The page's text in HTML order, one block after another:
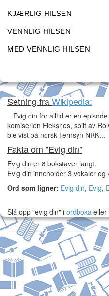
KJÆRLIG HILSEN
VENNLIG HILSEN
MED VENNLIG HILSEN
Setning fraWikipedia:
...Evig din for alltid er en
komiserien Fleksnes, spilt av
ble vist på norsk fjernsyn NRK...
Fakta om "Evig din"
Evig din er 8 bokstaver langt.
Evig din inneholder 3 vokaler og
Ord som ligner: Evig din, Evig,
Slå opp "evig din" i ordboka eller